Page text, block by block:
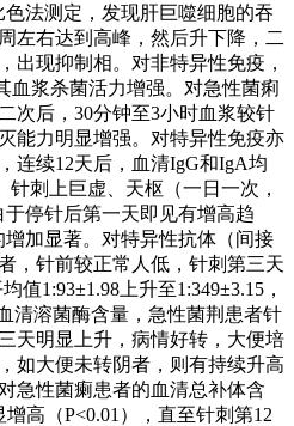
法测定，发现肝巨噬细胞的吞
左右达到高峰，然后升下降，二
出现抑制相。对非特异性免疫，
血浆杀菌活力增强。对急性菌痢
次后，30分钟至3小时血浆较针
能力明显增强。对特异性免疫亦
连续12天后，血清IgG和IgA均
刺上巨虚、天枢（一日一次，
停针后第一天即见有增高趋
加显著。对特异性抗体（间接
，针前较正常人低，针刺第三天
值1:93±1.98上升至1:349±3.15，
清溶菌酶含量，急性菌荆患者针
天明显上升，病情好转，大便培
如大便未转阴者，则有持续升高
急性菌瘌患者的血清总补体含
高（P<0.01），直至针刺第12